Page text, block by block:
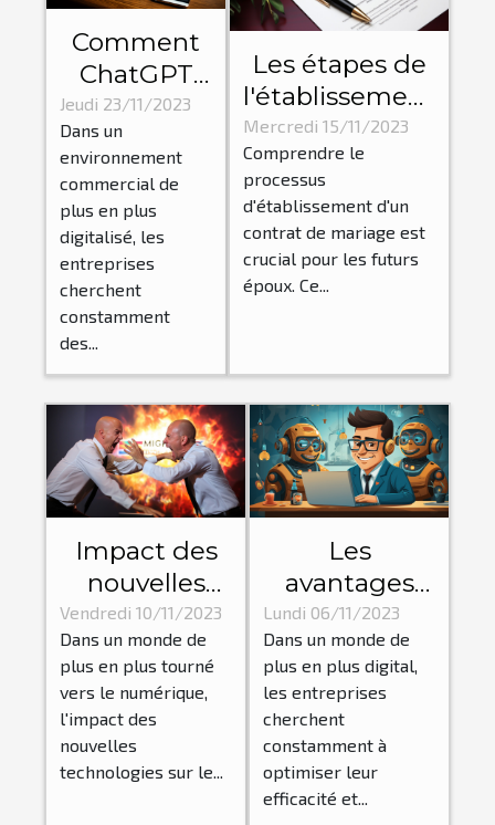
Comment
ChatGPT
aide les
entreprises
à
économiser
du temps
et de
l'argent
Jeudi 23/11/2023
Dans un
environnement
commercial de
plus en plus
digitalisé, les
entreprises
cherchent
constamment
des...
Les étapes de
l'établissement
d'un contrat
de mariage par
un notaire
Mercredi 15/11/2023
Comprendre le
processus
d'établissement d'un
contrat de mariage est
crucial pour les futurs
époux. Ce...
Impact des
nouvelles
technologies
sur le
dynamisme
des affaires
Vendredi 10/11/2023
Dans un monde de
plus en plus tourné
vers le numérique,
l'impact des
nouvelles
technologies sur le...
Les
avantages
d'un chatbot
pour les
entreprises :
amélioration
de l'efficacité
et réduction
des coûts
Lundi 06/11/2023
Dans un monde de
plus en plus digital,
les entreprises
cherchent
constamment à
optimiser leur
efficacité et...